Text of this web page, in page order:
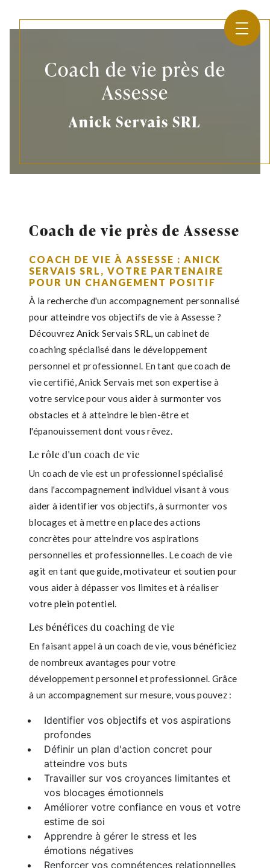
Coach de vie près de
Assesse
Anick Servais SRL
Coach de vie près de Assesse
COACH DE VIE À ASSESSE : ANICK
SERVAIS SRL, VOTRE PARTENAIRE
POUR UN CHANGEMENT POSITIF
À la recherche d'un accompagnement personnalisé
pour atteindre vos objectifs de vie à Assesse ?
Découvrez Anick Servais SRL, un cabinet de
coaching spécialisé dans le développement
personnel et professionnel. En tant que coach de
vie certifié, Anick Servais met son expertise à
votre service pour vous aider à surmonter vos
obstacles et à atteindre le bien-être et
l'épanouissement dont vous rêvez.
Le rôle d'un coach de vie
Un coach de vie est un professionnel spécialisé
dans l'accompagnement individuel visant à vous
aider à identifier vos objectifs, à surmonter vos
blocages et à mettre en place des actions
concrètes pour atteindre vos aspirations
personnelles et professionnelles. Le coach de vie
agit en tant que guide, motivateur et soutien pour
vous aider à dépasser vos limites et à réaliser
votre plein potentiel.
Les bénéfices du coaching de vie
En faisant appel à un coach de vie, vous bénéficiez
de nombreux avantages pour votre
développement personnel et professionnel. Grâce
à un accompagnement sur mesure, vous pouvez :
Identifier vos objectifs et vos aspirations
profondes
Définir un plan d'action concret pour
atteindre vos buts
Travailler sur vos croyances limitantes et
vos blocages émotionnels
Améliorer votre confiance en vous et votre
estime de soi
Apprendre à gérer le stress et les
émotions négatives
Renforcer vos compétences relationnelles